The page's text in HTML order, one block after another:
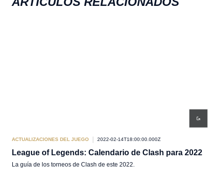
ACTUALIZACIONES DEL JUEGO 2022-02-14T18:00:00.000Z
League of Legends: Calendario de Clash para 2022
La guía de los torneos de Clash de este 2022.